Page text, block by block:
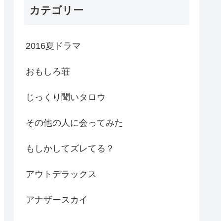
カテゴリー
2016夏ドラマ
おもしろ荘
じっくり聞いタロウ
その他の人に会ってみた
もしかしてズレてる？
アウトデラックス
アナザースカイ